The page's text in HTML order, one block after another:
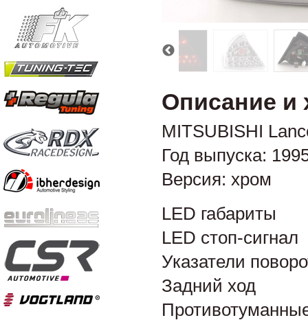
Описание и
MITSUBISHI
Год выпуска:
Версия: хром
LED габариты
LED стоп-сигнал
Указатели
Задний ход